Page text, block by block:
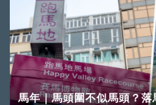
馬年｜馬頭圍不似馬頭？